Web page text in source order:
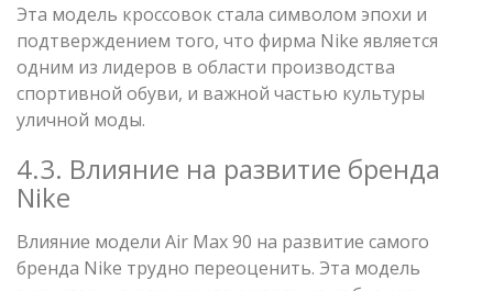
Эта модель кроссовок стала символом эпохи и
подтверждением того, что фирма Nike является
одним из лидеров в области производства
спортивной обуви, и важной частью культуры
уличной моды.
4.3. Влияние на развитие бренда
Nike
Влияние модели Air Max 90 на развитие самого
бренда Nike трудно переоценить. Эта модель